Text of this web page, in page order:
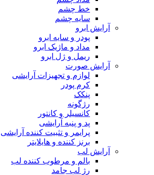
خط چشم
سایه چشم
آرایش ابرو
پودر و سایه ابرو
مداد و ماژیک ابرو
ریمل و ژل ابرو
آرایش صورت
لوازم و تجهیزات آرایشی
کرم پودر
پنکک
رژگونه
کانسیلر و کانتور
پد و پنبه آرایشی
پرایمر و تثبیت کننده آرایشی
برنز کننده و هایلایتر
آرایش لب
بالم و مرطوب کننده لب
رژ لب جامد